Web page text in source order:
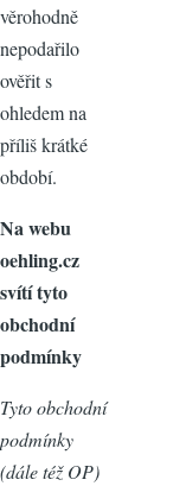
věrohodně
nepodařilo
ověřit s
ohledem na
příliš krátké
období.
Na webu
oehling.cz
svítí tyto
obchodní
podmínky
Tyto obchodní
podmínky
(dále též OP)